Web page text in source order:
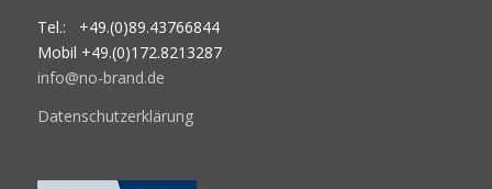
Tel.: +49.(0)89.43766844
Mobil +49.(0)172.8213287
info@no-brand.de
Datenschutzerklärung